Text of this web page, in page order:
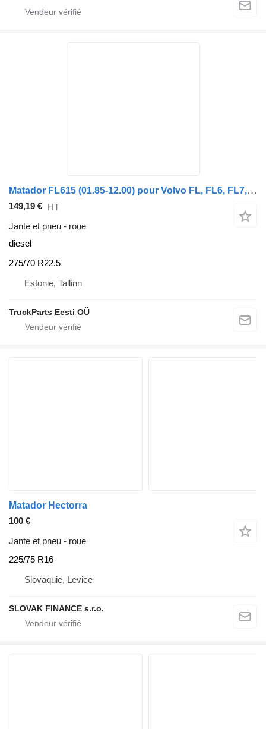
Matador FL615 (01.85-12.00) pour Volvo FL, FL6, FL7, FL10, FL12, FS718 (1985-2005)
149,19 € HT
Jante et pneu - roue
diesel
275/70 R22.5
Estonie, Tallinn
TruckParts Eesti OÜ
Matador Hectorra
100 €
Jante et pneu - roue
225/75 R16
Slovaquie, Levice
SLOVAK FINANCE s.r.o.